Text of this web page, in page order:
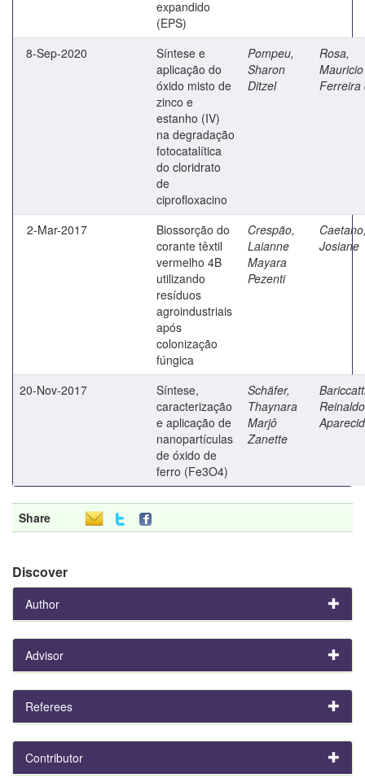
expandido
(EPS)
8-Sep-2020
Síntese e
aplicação do
óxido misto de
zinco e
estanho (IV)
na degradação
fotocatalítica
do cloridrato
de
ciprofloxacino
Pompeu,
Sharon
Ditzel
Rosa,
Mauricio
Ferreira
2-Mar-2017
Biossorção do
corante têxtil
vermelho 4B
utilizando
resíduos
agroindustriais
após
colonização
fúngica
Crespão,
Laianne
Mayara
Pezenti
Josiane
20-Nov-2017
Síntese,
caracterização
e aplicação de
nanopartículas
de óxido de
ferro (Fe3O4)
Schäfer,
Thaynara
Marjô
Zanette
Reinaldo
Share
Discover
Author
Advisor
Referees
Contributor